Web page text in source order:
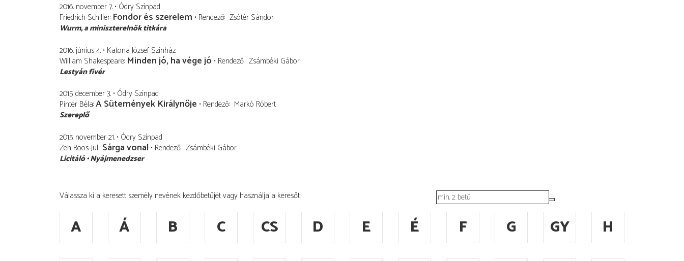
2016. november 7. Ódry Színpad
Friedrich Schiller Fondor és szerelem Rendező Zsótér Sándor
Wurm a miniszterelnök titkára
2016. június 4. Katona József Színház
William Shakespeare Minden jó, ha vége jó Rendező Zsámbéki Gábor
Lestyán fivér
2015. december 3. Ódry Színpad
Pintér Béla A Sütemények Királynője Rendező Markó Róbert
Szereplő
2015. november 21. Ódry Színpad
Zeh Roos-Juli Sárga vonal Rendező Zsámbéki Gábor
Licitáló Nyájmenedzser
Válassza ki a keresett személy nevének kezdőbetűjét vagy használja a keresőt!
A Á B C CS D E É F G GY
H